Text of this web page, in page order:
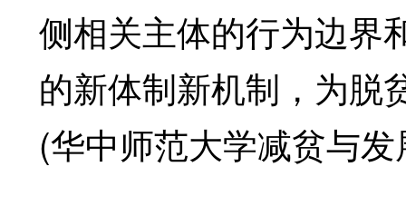
侧相关主体的行为边界
的新体制新机制，为脱
(华中师范大学减贫与